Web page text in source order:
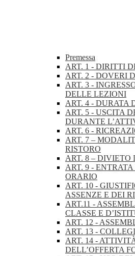
Premessa
ART. 1 - DIRITTI
ART. 2 - DOVERI
ART. 3 -
DELLE LEZIONI
ART. 4 - DURATA
ART. 5 - USCITA
DURANTE
ART. 6 -
ART. 7 –
RISTORO
ART. 8 – DIVIETO
ART. 9 -
ORARIO
ART. 10 -
ASSENZE E DEI
ART.11 -
CLASSE E
ART. 12 -
ART. 13 -
ART. 14 -
DELL’OFFERTA